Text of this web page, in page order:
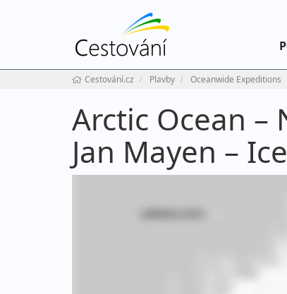
Cestování.cz Plavby Oceanwide Expeditions
Arctic Ocean –
Jan Mayen –